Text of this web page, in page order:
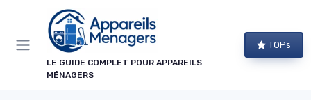
LE GUIDE COMPLET POUR APPAREILS
MÉNAGERS
TOPs
Panneau de gestion des cookies